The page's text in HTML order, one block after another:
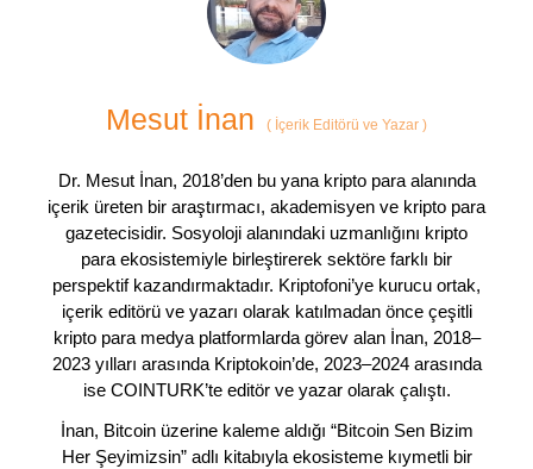
Mesut İnan ( İçerik Editörü ve Yazar )
Dr. Mesut İnan, 2018’den bu yana kripto para alanında
içerik üreten bir araştırmacı, akademisyen ve kripto para
gazetecisidir. Sosyoloji alanındaki uzmanlığını kripto
para ekosistemiyle birleştirerek sektöre farklı bir
perspektif kazandırmaktadır. Kriptofoni’ye kurucu ortak,
içerik editörü ve yazarı olarak katılmadan önce çeşitli
kripto para medya platformlarda görev alan İnan, 2018–
2023 yılları arasında Kriptokoin’de, 2023–2024 arasında
ise COINTURK’te editör ve yazar olarak çalıştı.
İnan, Bitcoin üzerine kaleme aldığı “Bitcoin Sen Bizim
Her Şeyimizsin” adlı kitabıyla ekosisteme kıymetli bir